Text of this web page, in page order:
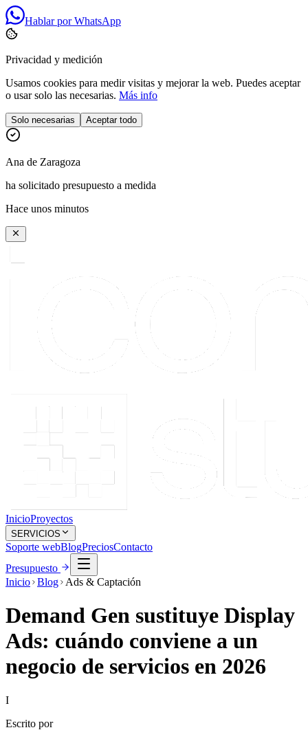
Hablar por WhatsApp
Privacidad y medición
Usamos cookies para medir visitas y mejorar la web. Puedes aceptar
o usar solo las necesarias. Más info
Solo necesarias Aceptar todo
Ana de Zaragoza
ha solicitado presupuesto a medida
Hace unos minutos
InicioProyectos
SERVICIOS
Soporte webBlogPreciosContacto
Presupuesto
Inicio Blog Ads & Captación
Demand Gen sustituye Display
Ads: cuándo conviene a un
negocio de servicios en 2026
I
Escrito por